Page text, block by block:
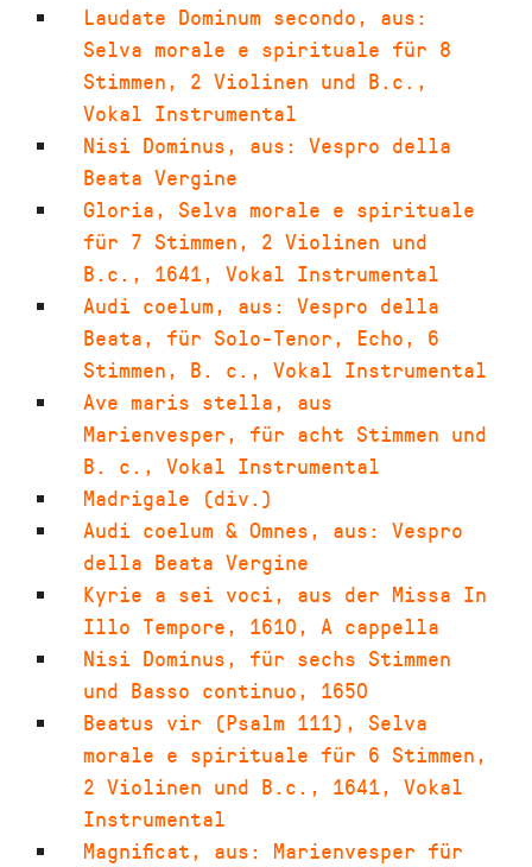
Laudate Dominum secondo, aus:
Selva morale e spirituale für 8
Stimmen, 2 Violinen und B.c. ,
Vokal Instrumental
Nisi Dominus, aus: Vespro della
Beata Vergine
Gloria, Selva morale e spirituale
für 7 Stimmen, 2 Violinen und
B.c. , 1641, Vokal Instrumental
Audi coelum, aus: Vespro della
Beata, für Solo-Tenor, Echo, 6
Stimmen, B. c. , Vokal Instrumental
Ave maris stella, aus
Marienvesper, für acht Stimmen und
B. c. , Vokal Instrumental
Madrigale (div.)
Audi coelum & Omnes, aus: Vespro
della Beata Vergine
Kyrie a sei voci, aus der Missa In
Illo Tempore, 1610, A cappella
Nisi Dominus, für sechs Stimmen
und Basso continuo, 1650
Beatus vir (Psalm 111) , Selva
morale e spirituale für 6 Stimmen,
2 Violinen und B.c. , 1641, Vokal
Instrumental
Magnificat, aus: Marienvesper für